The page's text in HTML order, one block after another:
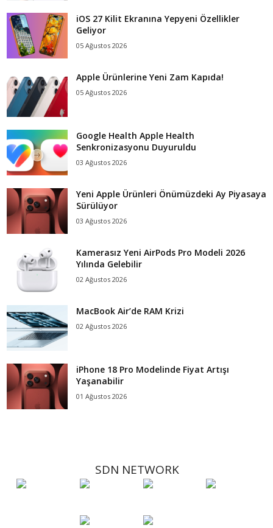
iOS 27 Kilit Ekranına Yepyeni Özellikler
Geliyor
05 Ağustos 2026
Apple Ürünlerine Yeni Zam Kapıda!
05 Ağustos 2026
Google Health Apple Health
Senkronizasyonu Duyuruldu
03 Ağustos 2026
Yeni Apple Ürünleri Önümüzdeki Ay Piyasaya
Sürülüyor
03 Ağustos 2026
Kamerasız Yeni AirPods Pro Modeli 2026
Yılında Gelebilir
02 Ağustos 2026
MacBook Air’de RAM Krizi
02 Ağustos 2026
iPhone 18 Pro Modelinde Fiyat Artışı
Yaşanabilir
01 Ağustos 2026
SDN NETWORK